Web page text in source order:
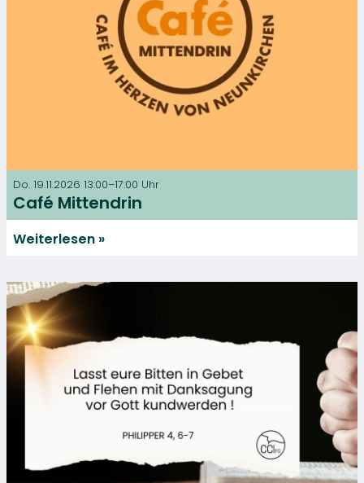
Do. 19.11.2026 13:00–17:00 Uhr
Café Mittendrin
Weiterlesen